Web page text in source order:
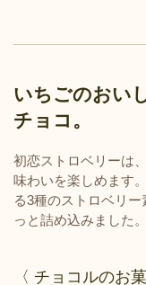
いちごのおい
チョコ。
初恋ストロベリーは
味わいを楽しめます
る3種のストロベリ
っと詰め込みました。
〈 チョコルのお